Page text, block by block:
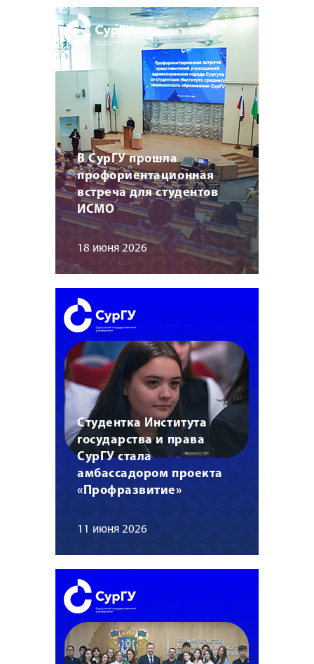
В СурГУ прошла
профориентационная
встреча для студентов
ИСМО
18 июня 2026
Студентка Института
государства и права
СурГУ стала
амбассадором проекта
«Профразвитие»
11 июня 2026